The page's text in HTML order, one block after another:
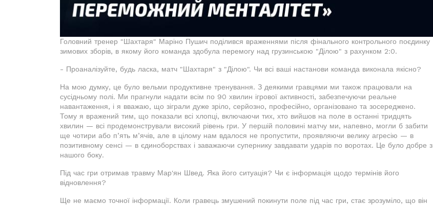
Головний тренер "Шахтаря" Маріно Пушич поділився враженнями після фінального контрольного поєдинку
зимових зборів, в якому його команда здобула перемогу над грузинською "Ділою" з рахунком 2:0.
- Проаналізуйте, будь ласка, матч "Шахтаря" з "Ділою". Чи всі ваші настанови команда виконала якісно?
На мою думку, це було вельми продуктивне тренування. З деякими гравцями ми також працювали на
сусідньому полі. Ми прагнули надати всім по 90 хвилин ігрової активності, забезпечуючи реальне
навантаження, і я вважаю, що зіграли дуже зріло, серйозно, професійно, організовано та зосереджено.
Тому я вражений тим, що показали всі хлопці, включаючи тих, хто вийшов на поле в останні тридцять
хвилин — всі продемонстрували високий рівень гри. У першій половині матчу ми, напевно, могли б забити
ще чотири або п’ять м’ячів, але в цілому нам вдалося не пропустити, проявляючи велику агресію — в
позитивному сенсі — в єдиноборствах і заважаючи супернику завдавати ударів по воротах. Це було добре з
нашого боку.
Під час гри отримав травму Мар'ян Швед. Яка його ситуація? Чи є інформація щодо термінів його
відновлення?
Ще не маємо точної інформації. Коли гравець змушений покинути поле під час гри, стає зрозуміло, що він